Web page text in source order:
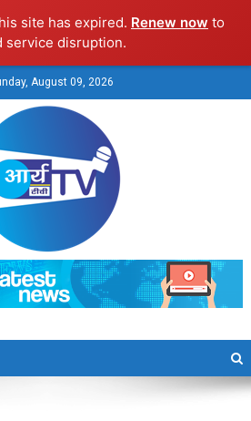
site has expired. Renew now to
service disruption.
August 09, 2026